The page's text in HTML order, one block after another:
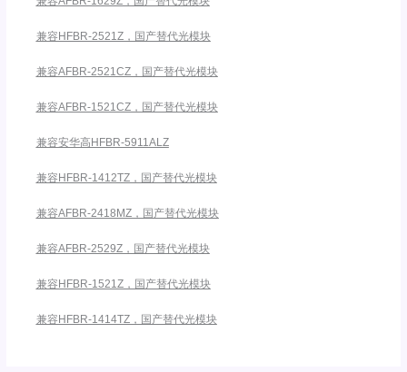
兼容HFBR-2521Z，国产替代光模块
兼容AFBR-2521CZ，国产替代光模块
兼容AFBR-1521CZ，国产替代光模块
兼容安华高HFBR-5911ALZ
兼容HFBR-1412TZ，国产替代光模块
兼容AFBR-2418MZ，国产替代光模块
兼容AFBR-2529Z，国产替代光模块
兼容HFBR-1521Z，国产替代光模块
兼容HFBR-1414TZ，国产替代光模块